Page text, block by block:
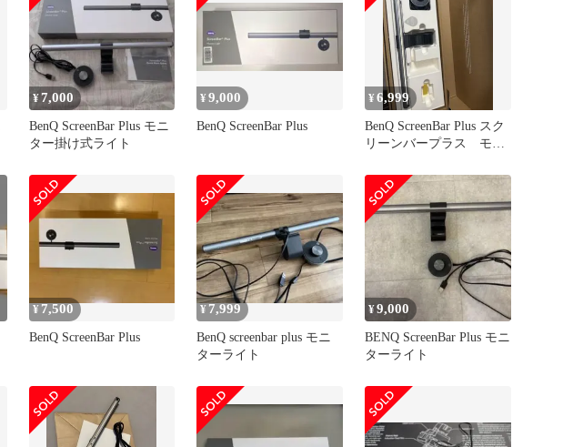
¥ 7,000
BenQ ScreenBar Plus モニ
ター掛け式ライト
¥9,000
BenQ ScreenBar Plus
¥6,999
BenQ ScreenBar Plus スク
リーンバープラス モニ
¥ 7,500
BenQ ScreenBar Plus
¥ 7,999
BenQ screenbar plus モニ
ターライト
¥9,000
BENQ ScreenBar Plus モニ
ターライト